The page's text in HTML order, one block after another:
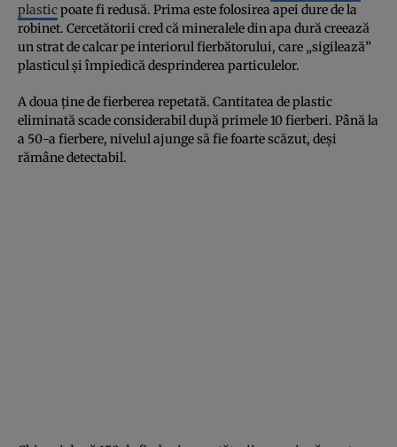
plasticpoate fi redusă. Prima este folosirea apei dure de la
robinet. Cercetătorii cred că mineralele din apa dură creează
un strat de calcar pe interiorul fierbătorului, care „sigilează”
plasticul și împiedică desprinderea particulelor.
A doua ține de fierberea repetată. Cantitatea de plastic
eliminată scade considerabil după primele 10 fierberi. Până la
a 50-a fierbere, nivelul ajunge să fie foarte scăzut, deși
rămâne detectabil.